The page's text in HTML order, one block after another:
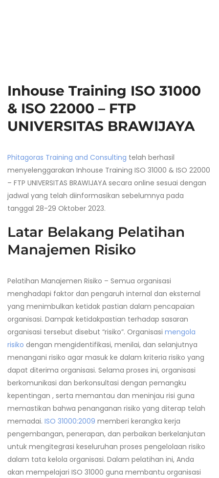
Inhouse Training ISO 31000
& ISO 22000 – FTP
UNIVERSITAS BRAWIJAYA
Phitagoras Training and Consulting telah berhasil
menyelenggarakan Inhouse Training ISO 31000 & ISO 22000
– FTP UNIVERSITAS BRAWIJAYA secara online sesuai dengan
jadwal yang telah diinformasikan sebelumnya pada
tanggal 28-29 Oktober 2023.
Latar Belakang Pelatihan
Manajemen Risiko
Pelatihan Manajemen Risiko – Semua organisasi
menghadapi faktor dan pengaruh internal dan eksternal
yang menimbulkan ketidak pastian dalam pencapaian
organisasi. Dampak ketidakpastian terhadap sasaran
organisasi tersebut disebut “risiko”. Organisasi mengola
risiko dengan mengidentifikasi, menilai, dan selanjutnya
menangani risiko agar masuk ke dalam kriteria risiko yang
dapat diterima organisasi. Selama proses ini, organisasi
berkomunikasi dan berkonsultasi dengan pemangku
kepentingan , serta memantau dan meninjau risi guna
memastikan bahwa penanganan risiko yang diterap telah
memadai. ISO 31000:2009 memberi kerangka kerja
pengembangan, penerapan, dan perbaikan berkelanjutan
untuk mengitegrasi keseluruhan proses pengelolaan risiko
dalam tata kelola organisasi. Dalam pelatihan ini, Anda
akan mempelajari ISO 31000 guna membantu organisasi